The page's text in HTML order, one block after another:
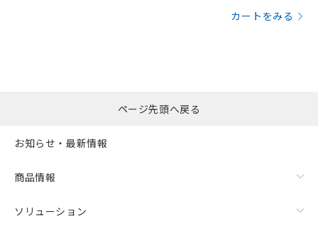
カートをみる
ページ先頭へ戻る
お知らせ・最新情報
商品情報
ソリューション